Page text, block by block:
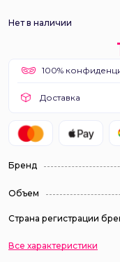
Нет в наличии
100%
Доставка
Бренд
Объем
Страна регистрации
Все характеристики